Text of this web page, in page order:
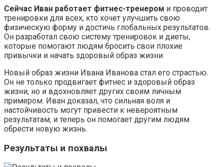
Сейчас Иван работает фитнес-тренером и проводит
тренировки для всех, кто хочет улучшить свою
физическую форму и достичь глобальных результатов.
Он разработал свою систему тренировок и диеты,
которые помогают людям бросить свои плохие
привычки и начать здоровый образ жизни.
Новый образ жизни Ивана Иванова стал его страстью.
Он не только продвигает фитнес и здоровый образ
жизни, но и вдохновляет других своим личным
примером. Иван доказал, что сильная воля и
настойчивость могут привести к невероятным
результатам, и теперь он помогает другим людям
обрести новую жизнь.
Результаты и похвалы